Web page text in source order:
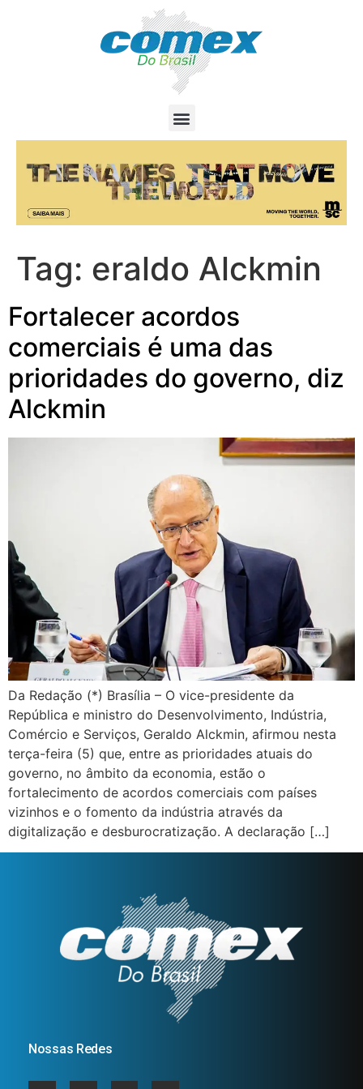
Tag: eraldo Alckmin
Fortalecer acordos
comerciais é uma das
prioridades do governo, diz
Alckmin
Da Redação (*) Brasília – O vice-presidente da
República e ministro do Desenvolvimento, Indústria,
Comércio e Serviços, Geraldo Alckmin, afirmou nesta
terça-feira (5) que, entre as prioridades atuais do
governo, no âmbito da economia, estão o
fortalecimento de acordos comerciais com países
vizinhos e o fomento da indústria através da
digitalização e desburocratização. A declaração […]
Nossas Redes